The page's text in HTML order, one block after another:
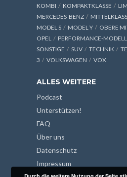
KOMBI
KOMPAKTKLASSE
MERCEDES-BENZ
MODEL S
MODEL Y
OBERE
OPEL
PERFORMANCE-MODELL
SONSTIGE
SUV TECHNIK
3
VOLKSWAGEN VOX
ALLES WEITERE
Podcast
Unterstützen!
FAQ
Über uns
Datenschutz
Impressum